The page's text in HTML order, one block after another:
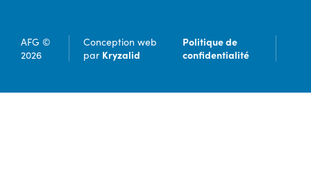
AFG ©
2026
Conception web
par Kryzalid
Politique de
confidentialité